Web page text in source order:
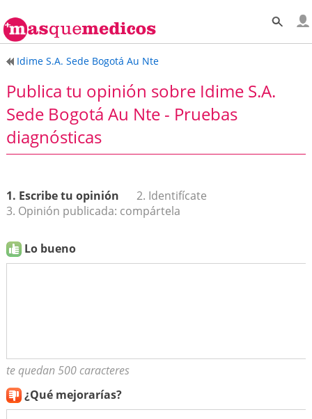
Idime S.A. Sede Bogotá Au Nte
Publica tu opinión sobre Idime S.A.
Sede Bogotá Au Nte - Pruebas
diagnósticas
1. Escribe tu opinión
2. Identifícate
3. Opinión publicada: compártela
Lo bueno
te quedan 500 caracteres
¿Qué mejorarías?